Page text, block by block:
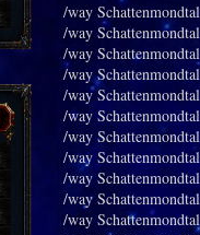
/way
/way
/way
/way
/way
/way
/way
/way
/way
/way
/way